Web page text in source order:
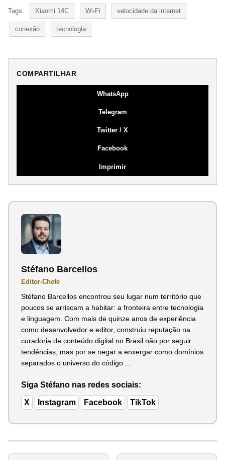
Tags: Xiaomi 14C Wi‑Fi velocidade da internet
conexão tecnologia
COMPARTILHAR
WhatsApp
Telegram
Twitter / X
Facebook
Imprimir
Stéfano Barcellos
Editor-Chefe
Stéfano Barcellos encontrou seu lugar num território que
poucos se arriscam a habitar: a fronteira entre tecnologia
e linguagem. Com mais de quinze anos de experiência
como desenvolvedor e editor, construiu reputação na
curadoria de conteúdo digital no Brasil não por seguir
tendências, mas por se negar a enxergar como domínios
separados o universo do código ...
Siga Stéfano nas redes sociais:
X Instagram Facebook TikTok